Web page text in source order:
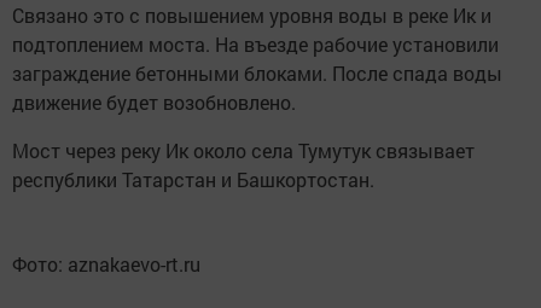
Связано это с повышением уровня воды в реке Ик и
подтоплением моста. На въезде рабочие установили
заграждение бетонными блоками. После спада воды
движение будет возобновлено.
Мост через реку Ик около села Тумутук связывает
республики Татарстан и Башкортостан.
Фото: аznakaevo-rt.ru